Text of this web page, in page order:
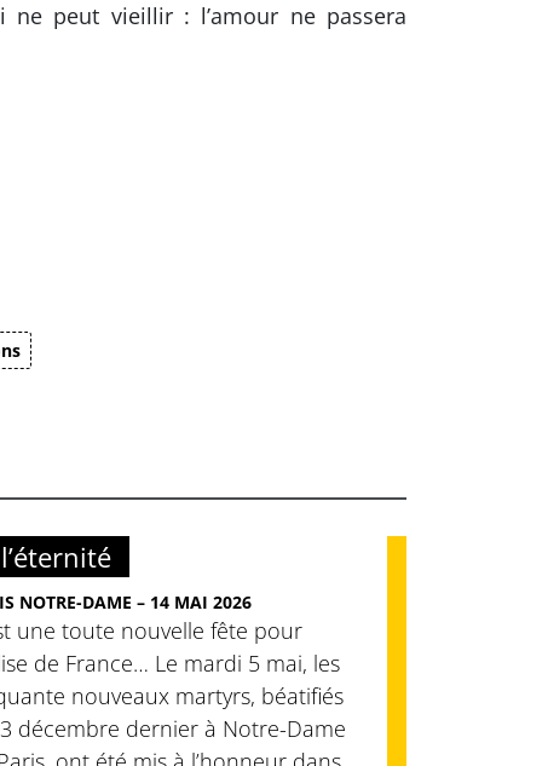
ne peut vieillir : l’amour ne passera
NOTRE-DAME – 14 MAI 2026
une toute nouvelle fête pour
de France… Le mardi 5 mai, les
nouveaux martyrs, béatifiés
décembre dernier à Notre-Dame